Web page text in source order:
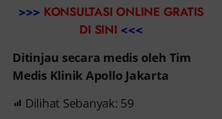
>>> KONSULTASI ONLINE GRATIS
DI SINI <<<
Ditinjau secara medis oleh Tim
Medis Klinik Apollo Jakarta
Dilihat Sebanyak: 59